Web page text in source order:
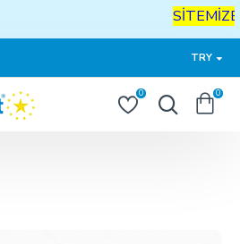
SİTEMİZE
TRY
0 0